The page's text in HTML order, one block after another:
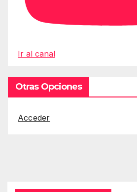
Ir al canal
Otras Opciones
Acceder